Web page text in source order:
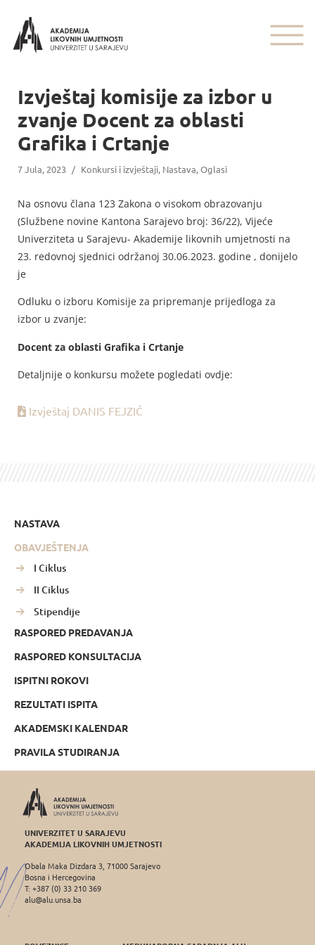
Izvještaj komisije za izbor u
zvanje Docent za oblasti
Grafika i Crtanje
7 Jula, 2023 / Konkursi i izvještaji, Nastava,Oglasi
Na osnovu člana 123 Zakona o visokom obrazovanju
(Službene novine Kantona Sarajevo broj: 36/22), Vijeće
Univerziteta u Sarajevu- Akademije likovnih umjetnosti na
23. redovnoj sjednici održanoj 30.06.2023. godine , donijelo
je
Odluku o izboru Komisije za pripremanje prijedloga za
izbor u zvanje:
Docent za oblasti Grafika i Crtanje
Detaljnije o konkursu možete pogledati ovdje:
Izvještaj DANIS FEJZIĆ
NASTAVA
OBAVJEŠTENJA
I Ciklus
II Ciklus
Stipendije
RASPORED PREDAVANJA
RASPORED KONSULTACIJA
ISPITNI ROKOVI
REZULTATI ISPITA
AKADEMSKI KALENDAR
PRAVILA STUDIRANJA
UNIVERZITET U SARAJEVU
AKADEMIJA LIKOVNIH UMJETNOSTI
Obala Maka Dizdara 3, 71000 Sarajevo
Bosna i Hercegovina
T: +387 (0) 33 210 369
alu@alu.unsa.ba